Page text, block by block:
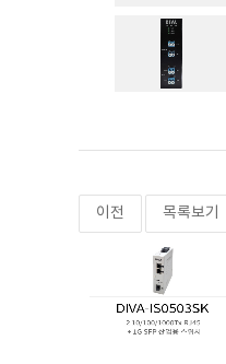
이전 목록보기